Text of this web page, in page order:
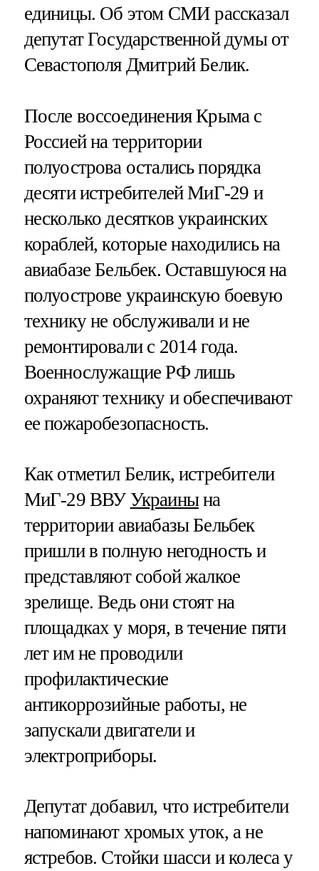
единицы. Об этом СМИ рассказал
депутат Государственной думы от
Севастополя Дмитрий Белик.
После воссоединения Крыма с
Россией на территории
полуострова остались порядка
десяти истребителей МиГ-29 и
несколько десятков украинских
кораблей, которые находились на
авиабазе Бельбек. Оставшуюся на
полуострове украинскую боевую
технику не обслуживали и не
ремонтировали с 2014 года.
Военнослужащие РФ лишь
охраняют технику и обеспечивают
ее пожаробезопасность.
Как отметил Белик, истребители
МиГ-29 ВВУ Украинына
территории авиабазы Бельбек
пришли в полную негодность и
представляют собой жалкое
зрелище. Ведь они стоят на
площадках у моря, в течение пяти
лет им не проводили
профилактические
антикоррозийные работы, не
запускали двигатели и
электроприборы.
Депутат добавил, что истребители
напоминают хромых уток, а не
ястребов. Стойки шасси и колеса у